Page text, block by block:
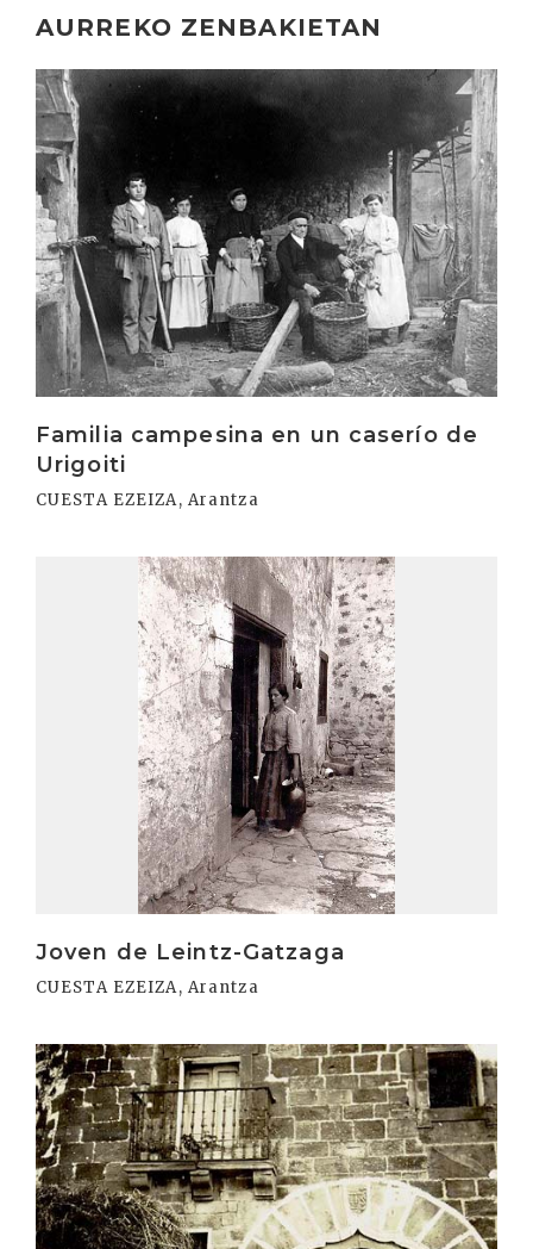
AURREKO ZENBAKIETAN
Familia campesina en un caserío de
Urigoiti
CUESTA EZEIZA, Arantza
Irakurri
Joven de Leintz-Gatzaga
CUESTA EZEIZA, Arantza
Irakurri